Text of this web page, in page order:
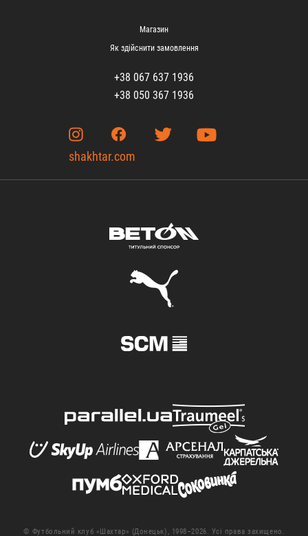
Магазин
Як здійснити замовлення
+38 067 637 1936
+38 050 367 1936
shakhtar.com
© Футбольний клуб «Шахтар» (Донецьк), 1998–2026. Усі права захищено.